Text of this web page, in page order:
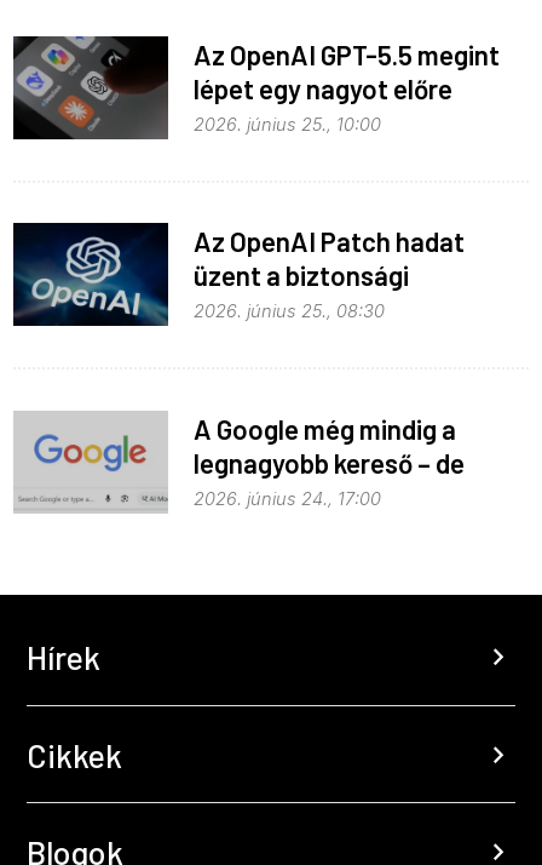
Az OpenAI GPT-5.5 megint
lépet egy nagyot előre
2026. június 25., 10:00
Az OpenAI Patch hadat
üzent a biztonsági
problémáknak
2026. június 25., 08:30
A Google még mindig a
legnagyobb kereső – de
vajon a legjobb is?
2026. június 24., 17:00
Hírek chevron_right
Cikkek chevron_right
Blogok chevron_right